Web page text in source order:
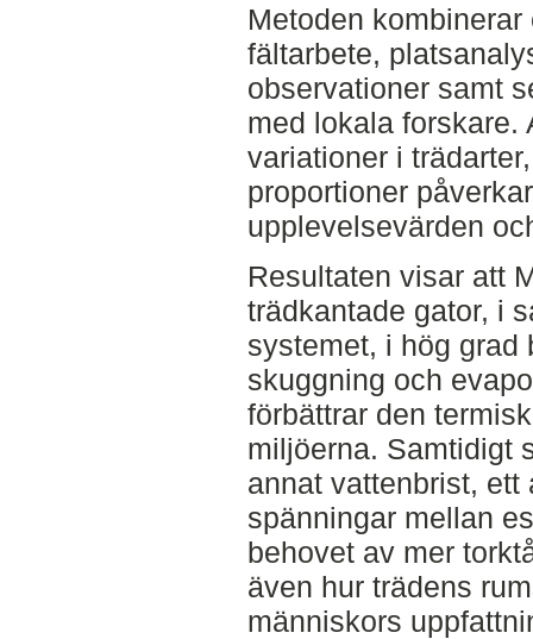
Metoden
fältarbete,
observationer samt
med lokala forskare.
variationer i
proportioner
upplevelsevärden
Resultaten visar att
trädkantade gator, i
systemet, i hög grad
skuggning och
förbättrar den
miljöerna. Samtidigt
annat vattenbrist, ett
spänningar mellan
behovet av mer
även hur trädens
människors